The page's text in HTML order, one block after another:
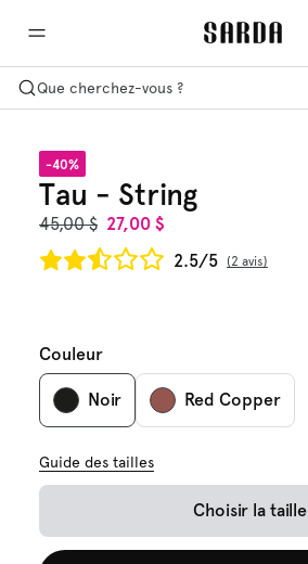
Que cherchez-vous ?
-40%
Tau - String
45,00 $ 27,00 $
2.5/5
2 avis
Couleur
Noir Red Copper
Guide des tailles
Choisir la taille